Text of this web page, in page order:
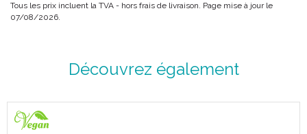
Tous les prix incluent la TVA - hors frais de livraison. Page mise à jour le
07/08/2026.
Découvrez également